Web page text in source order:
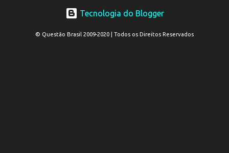
Tecnologia do Blogger
© Questão Brasil 2009-2020 | Todos os Direitos Reservados